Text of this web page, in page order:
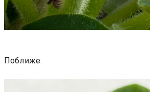
Поближе: